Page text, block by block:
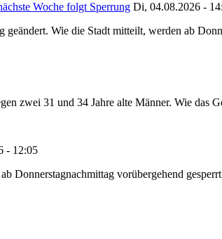
Woche folgt Sperrung Di, 04.08.2026 -
Wie die Stadt mitteilt, werden ab
zwei 31 und 34 Jahre alte Männer. Wie
- 12:05
Donnerstagnachmittag vorübergehend